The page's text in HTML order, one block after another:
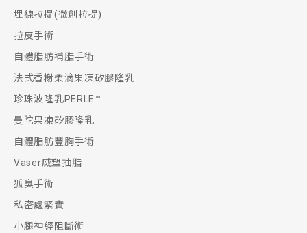
埋線拉提(微創拉提)
拉皮手術
自體脂肪補脂手術
法式香榭柔滴果凍矽膠隆乳
珍珠波隆乳PERLE™
曼陀果凍矽膠隆乳
自體脂肪豐胸手術
Vaser威塑抽脂
狐臭手術
私密處緊實
小腿神經阻斷術